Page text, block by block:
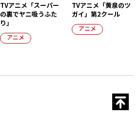
TVアニメ「スーパー
の裏でヤニ吸うふた
り」
アニメ
TVアニメ「黄泉のツ
ガイ」第2クール
アニメ